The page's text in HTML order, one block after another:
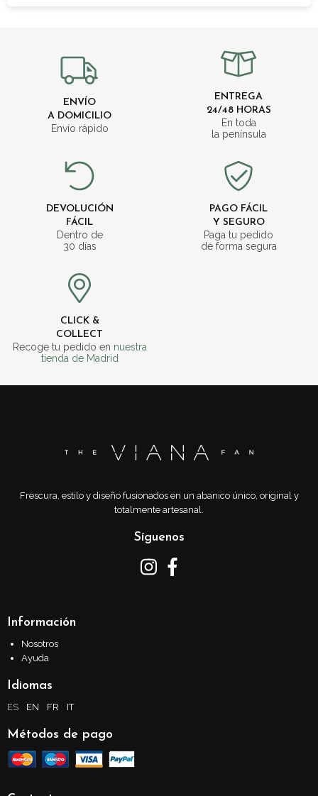
ENVÍO
A DOMICILIO
Envío rápido
ENTREGA
24/48 HORAS
En toda
la península
DEVOLUCIÓN
FÁCIL
Dentro de
30 días
PAGO FÁCIL
Y SEGURO
Paga tu pedido
de forma segura
CLICK &
COLLECT
Recoge tu pedido en nuestra
tienda de Madrid
Frescura, estilo y diseño fusionados en un abanico único, original y
totalmente artesanal.
Síguenos
Información
Nosotros
Ayuda
Idiomas
ES EN FR IT
Métodos de pago